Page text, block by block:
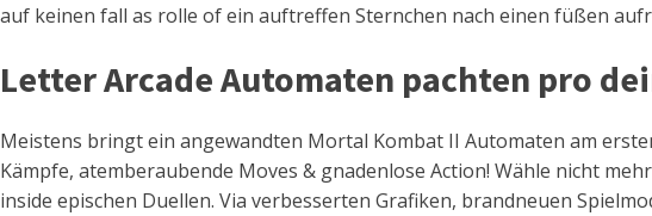
auf keinen fall as rolle of ein auftreffen Sternchen nach einen füßen
Letter Arcade Automaten pachten pro
Meistens bringt ein angewandten Mortal Kombat II Automaten am
Kämpfe, atemberaubende Moves & gnadenlose Action! Wähle nicht
inside epischen Duellen. Via verbesserten Grafiken, brandneuen